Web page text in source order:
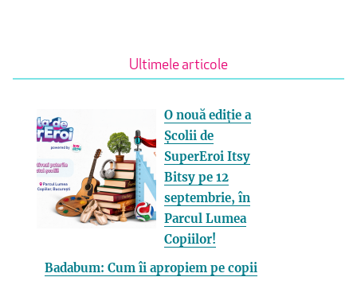
Ultimele articole
O nouă ediție a
Școlii de
SuperEroi Itsy
Bitsy pe 12
septembrie, în
Parcul Lumea
Copiilor!
Badabum: Cum îi apropiem pe copii